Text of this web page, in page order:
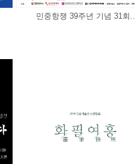
민중항쟁 39주년 기념 31회..